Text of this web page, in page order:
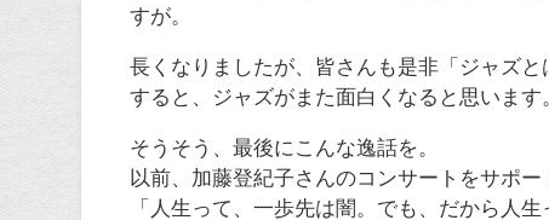
すが。
長くなりましたが、皆さんも是非「ジャズ
すると、ジャズがまた面白くなると思います
そうそう、最後にこんな逸話を。
以前、加藤登紀子さんのコンサートをサポ
「人生って、一歩先は闇。でも、だから人生